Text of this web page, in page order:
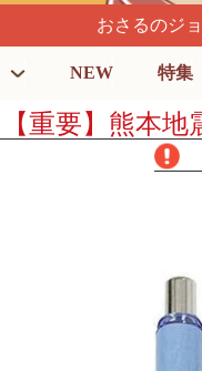
おさるのジ
NEW 特集
【重要】熊本